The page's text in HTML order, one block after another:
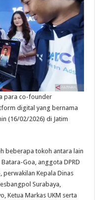
para co-founder
digital yang bernama
(16/02/2026) di Jatim
beberapa tokoh antara lain
Goa, anggota DPRD
perwakilan Kepala Dinas
Surabaya,
Ketua Markas UKM serta